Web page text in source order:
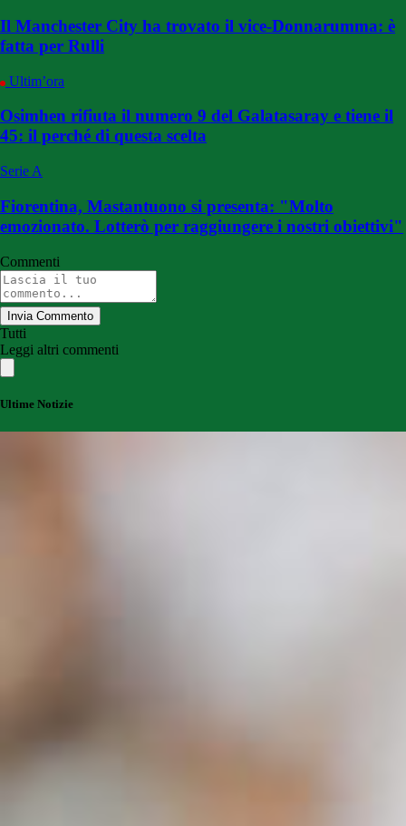
Il Manchester City ha trovato il vice-Donnarumma: è
fatta per Rulli
Ultim’ora
Osimhen rifiuta il numero 9 del Galatasaray e tiene il
45: il perché di questa scelta
Serie A
Fiorentina, Mastantuono si presenta: "Molto
emozionato. Lotterò per raggiungere i nostri obiettivi"
Commenti
Invia Commento
Tutti
Leggi altri commenti
Ultime Notizie